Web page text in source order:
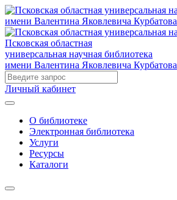
Псковская областная
универсальная научная библиотека
имени Валентина Яковлевича Курбатова
Личный кабинет
О библиотеке
Электронная библиотека
Услуги
Ресурсы
Каталоги